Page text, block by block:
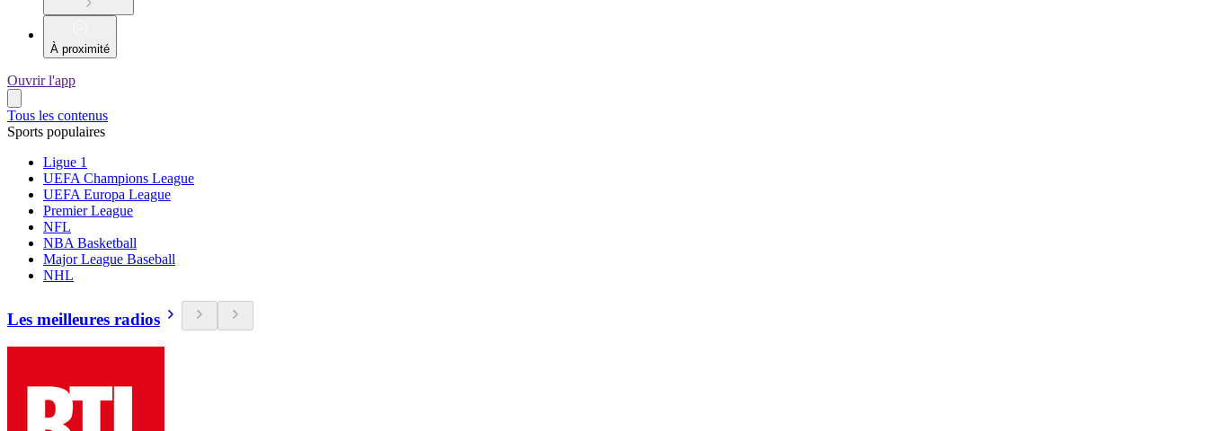
À proximité
Ouvrir l'app
Tous les contenus
Sports populaires
Ligue 1
UEFA Champions League
UEFA Europa League
Premier League
NFL
NBA Basketball
Major League Baseball
NHL
Les meilleures radios